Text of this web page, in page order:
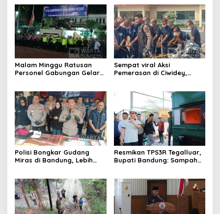
Malam Minggu Ratusan
Personel Gabungan Gelar
Sempat viral Aksi
Pemerasan di Ciwidey,
Polisi Bongkar Gudang
Miras di Bandung, Lebih
Resmikan TPS3R Tegalluar,
Bupati Bandung: Sampah